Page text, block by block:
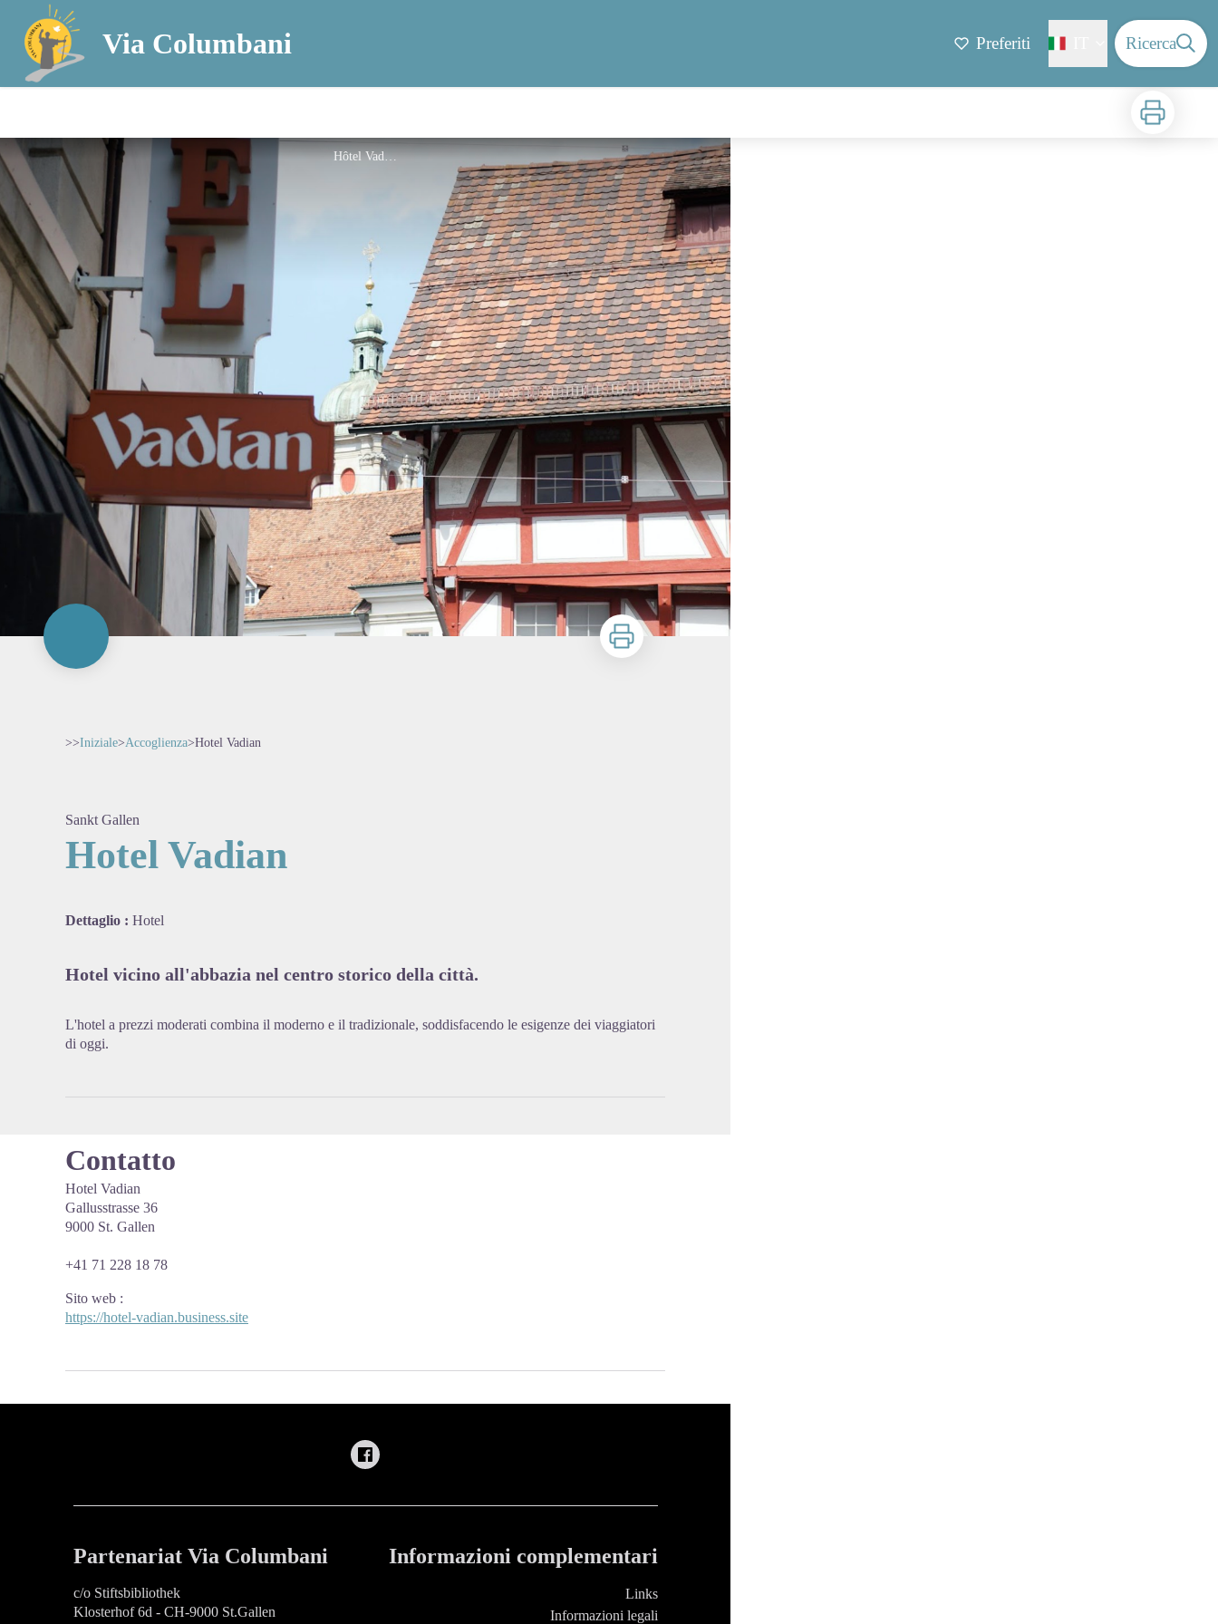
Via Columbani Preferiti Ricerca
Stampa
Hôtel Vadian
Stampa
>>Iniziale>Accoglienza>Hotel Vadian
Sankt Gallen
Hotel Vadian
Dettaglio : Hotel
Hotel vicino all'abbazia nel centro storico della città.
L'hotel a prezzi moderati combina il moderno e il tradizionale, soddisfacendo le esigenze dei viaggiatori
di oggi.
Contatto
Hotel Vadian
Gallusstrasse 36
9000 St. Gallen
+41 71 228 18 78
Sito web :
https://hotel-vadian.business.site
Partenariat Via Columbani
c/o Stiftsbibliothek
Klosterhof 6d - CH-9000 St.Gallen
Informazioni complementari
Links
Informazioni legali